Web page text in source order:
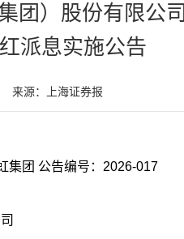
团）股份有限公司
派息实施公告
来源：上海证券报
证券代码：003023 证券简称：彩虹集团 公告编号：2026-017